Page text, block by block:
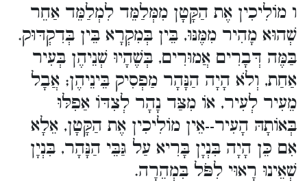
ו מוֹלִיכִין אֶת הַקָּטָן מִמְּלַמֵּד לִמְלַמֵּד אַחֵר
שְׁהוּא מָהִיר מִמֶּנּוּ, בֵּין בְּמִקְרָא בֵּין בְּדִקְדּוּק.
בַּמֶּה דְּבָרִים אֲמוּרִים, בְּשֶׁהָיוּ שְׁנֵיהֶן בְּעִיר
אַחַת, וְלֹא הָיָה הַנָּהָר מַפְסִיק בֵּינֵיהֶן; אֲבָל
מֵעִיר לְעִיר, אוֹ מִצַּד נָהָר לְצִדּוֹ אַפִלּוּ
בְּאוֹתָהּ הָעִיר--אֵין מוֹלִיכִין אֶת הַקָּטָן, אֵלָא
אִם כֵּן הָיָה בִּנְיָן בָּרִיא עַל גַּבֵּי הַנָּהָר, בִּנְיָן
שְׁאֵינוּ רָאוּי לִפֹּל בִּמְהֵרָה.